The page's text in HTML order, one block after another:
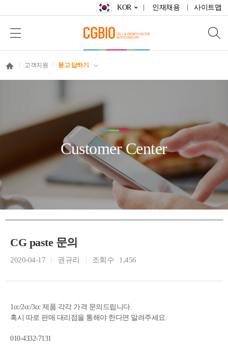
KOR 인재채용 사이트맵
고객지원 묻고 답하기
Customer Center
CG paste 문의
2020-04-17 권규리 조회수 1,456
1cc/2cc/3cc 제품 각각 가격 문의드립니다.
혹시 따로 판매 대리점을 통해야 한다면 알려주세요.
010-4332-7131